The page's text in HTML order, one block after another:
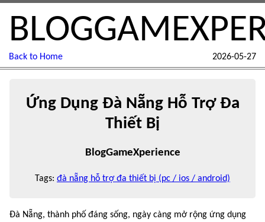
Back to Home 2026-05-27
Ứng Dụng Đà Nẵng Hỗ Trợ Đa
Thiết Bị
BlogGameXperience
Tags: đà nẵng hỗ trợ đa thiết bị (pc / ios / android)
Đà Nẵng, thành phố đáng sống, ngày càng mở rộng ứng dụng